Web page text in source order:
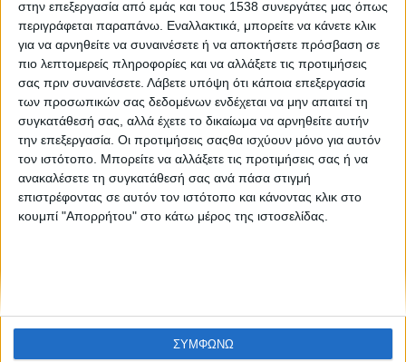
στην επεξεργασία από εμάς και τους 1538 συνεργάτες μας όπως
περιγράφεται παραπάνω. Εναλλακτικά, μπορείτε να κάνετε κλικ
για να αρνηθείτε να συναινέσετε ή να αποκτήσετε πρόσβαση σε
πιο λεπτομερείς πληροφορίες και να αλλάξετε τις προτιμήσεις
σας πριν συναινέσετε. Λάβετε υπόψη ότι κάποια επεξεργασία
των προσωπικών σας δεδομένων ενδέχεται να μην απαιτεί τη
συγκατάθεσή σας, αλλά έχετε το δικαίωμα να αρνηθείτε αυτήν
την επεξεργασία. Οι προτιμήσεις σαςθα ισχύουν μόνο για αυτόν
τον ιστότοπο. Μπορείτε να αλλάξετε τις προτιμήσεις σας ή να
ανακαλέσετε τη συγκατάθεσή σας ανά πάσα στιγμή
επιστρέφοντας σε αυτόν τον ιστότοπο και κάνοντας κλικ στο
κουμπί "Απορρήτου" στο κάτω μέρος της ιστοσελίδας.
ΣΥΜΦΩΝΩ
None feed
CONNECT